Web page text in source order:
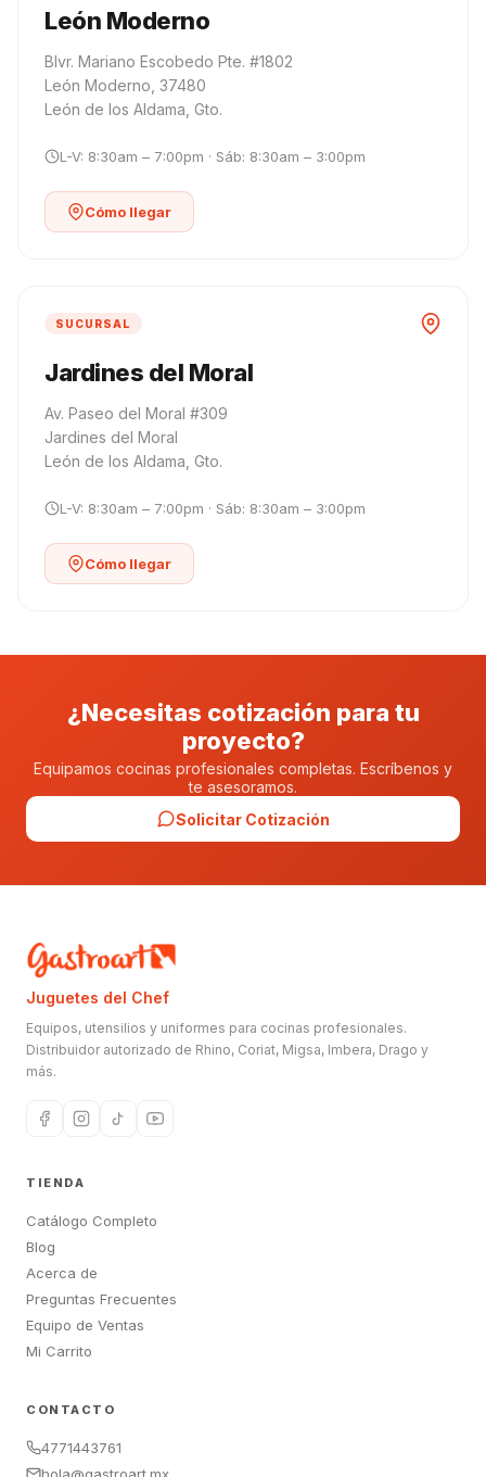
León Moderno
Blvr. Mariano Escobedo Pte. #1802
León Moderno, 37480
León de los Aldama, Gto.
L-V: 8:30am – 7:00pm · Sáb: 8:30am – 3:00pm
Cómo llegar
SUCURSAL
Jardines del Moral
Av. Paseo del Moral #309
Jardines del Moral
León de los Aldama, Gto.
L-V: 8:30am – 7:00pm · Sáb: 8:30am – 3:00pm
Cómo llegar
¿Necesitas cotización para tu
proyecto?
Equipamos cocinas profesionales completas. Escríbenos y
te asesoramos.
Solicitar Cotización
Juguetes del Chef
Equipos, utensilios y uniformes para cocinas profesionales.
Distribuidor autorizado de Rhino, Coriat, Migsa, Imbera, Drago y
más.
TIENDA
Catálogo Completo
Blog
Acerca de
Preguntas Frecuentes
Equipo de Ventas
Mi Carrito
CONTACTO
4771443761
hola@gastroart.mx